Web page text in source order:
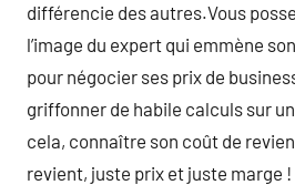
différencie des autres.Vous
l’image du expert qui emmène
pour négocier ses prix de
griffonner de habile calculs sur
cela, connaître son coût de
revient, juste prix et juste marge